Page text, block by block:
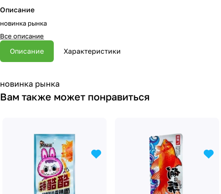
Описание
новинка рынка
Все описание
Описание Характеристики
новинка рынка
Вам также может понравиться